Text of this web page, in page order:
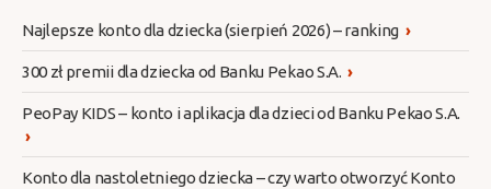
Najlepsze konto dla dziecka (sierpień 2026) – ranking ›
300 zł premii dla dziecka od Banku Pekao S.A. ›
PeoPay KIDS – konto i aplikacja dla dzieci od Banku Pekao S.A.
›
Konto dla nastoletniego dziecka – czy warto otworzyć Konto